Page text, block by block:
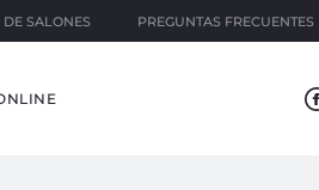
SALONES PREGUNTAS FRECUENTES